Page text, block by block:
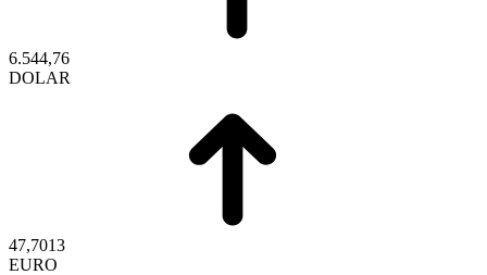
6.544,76
DOLAR
47,7013
EURO